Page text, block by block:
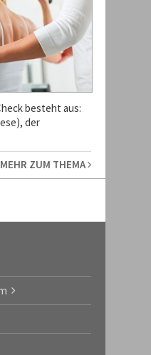
besteht aus:
der
MEHR ZUM THEMA